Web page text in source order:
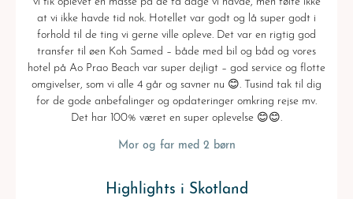
at vi ikke havde tid nok. Hotellet var godt og lå super godt i
forhold til de ting vi gerne ville opleve. Det var en rigtig god
transfer til øen Koh Samed – både med bil og båd og vores
hotel på Ao Prao Beach var super dejligt – god service og flotte
omgivelser, som vi alle 4 går og savner nu 😊. Tusind tak til dig
for de gode anbefalinger og opdateringer omkring rejse mv.
Det har 100% været en super oplevelse 😊😊.
Mor og far med 2 børn
Highlights i Skotland